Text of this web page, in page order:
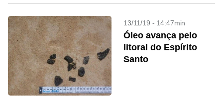
13/11/19 - 14:47min
Óleo avança pelo
litoral do Espírito
Santo